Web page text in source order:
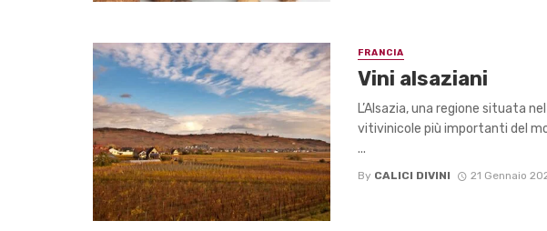
FRANCIA
Vini alsaziani
L’Alsazia, una regione situata
vitivinicole più importanti del
...
By CALICI DIVINI 21 Gennaio